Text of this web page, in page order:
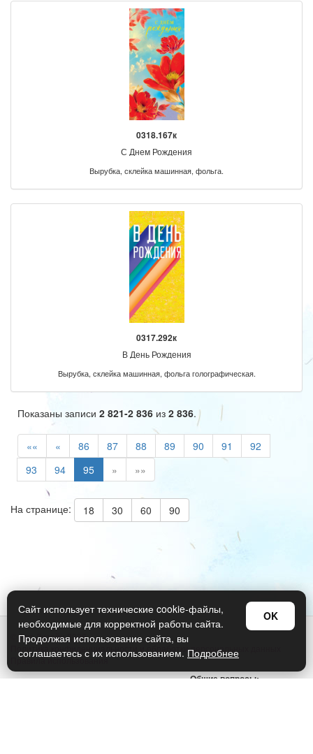
0318.167к
С Днем Рождения
Вырубка, склейка машинная, фольга.
0317.292к
В День Рождения
Вырубка, склейка машинная, фольга голографическая.
Показаны записи 2 821-2 836 из 2 836.
«« « 86 87 88 89 90 91
92
93
94 95 » »»
На странице: 18 30 60 90
© Арт Дизайн 2026
Политика конфиденциальности и обработки персональных данных
Правила использования
Общие вопросы:
Сайт использует технические cookie-файлы,
необходимые для корректной работы сайта.
Продолжая использование сайта, вы
соглашаетесь с их использованием. Подробнее
OK